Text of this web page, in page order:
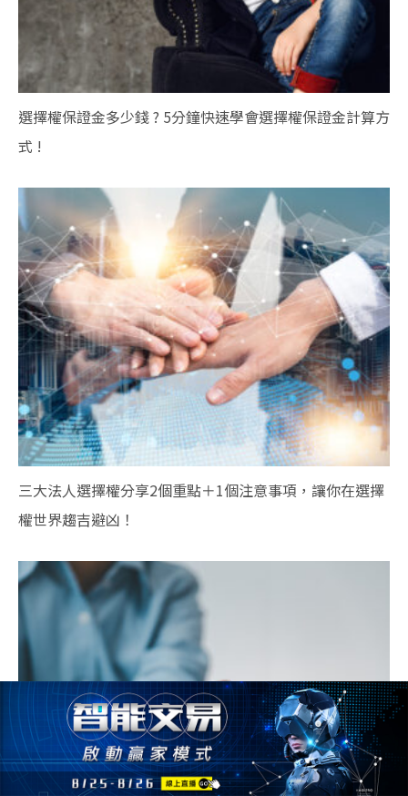
選擇權保證金多少錢 ? 5分鐘快速學會選擇權保證金計算方
式 !
三大法人選擇權分享2個重點＋1個注意事項，讓你在選擇
權世界趨吉避凶！